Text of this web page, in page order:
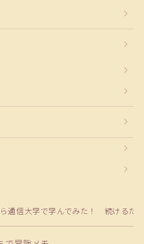
通信大学で学んでみた！ 続けるた